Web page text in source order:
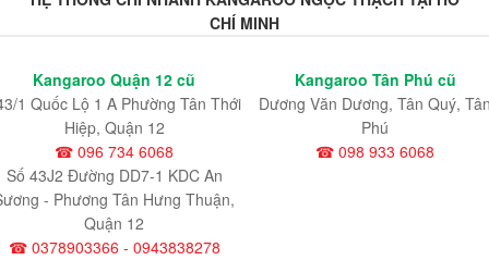
CHÍ MINH
Kangaroo Quận 12 cũ
1 Quốc Lộ 1 A Phường Tân Thới
Hiệp, Quận 12
☎ 096 734 6068
Số 43J2 Đường DD7-1 KDC An
- Phương Tân Hưng Thuận,
Quận 12
☎ 0378903366 - 0943838278
Kangaroo Tân Phú cũ
Dương Văn Dương, Tân Quý,
Phú
☎ 098 933 6068